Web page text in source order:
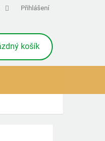
Přihlášení
košík